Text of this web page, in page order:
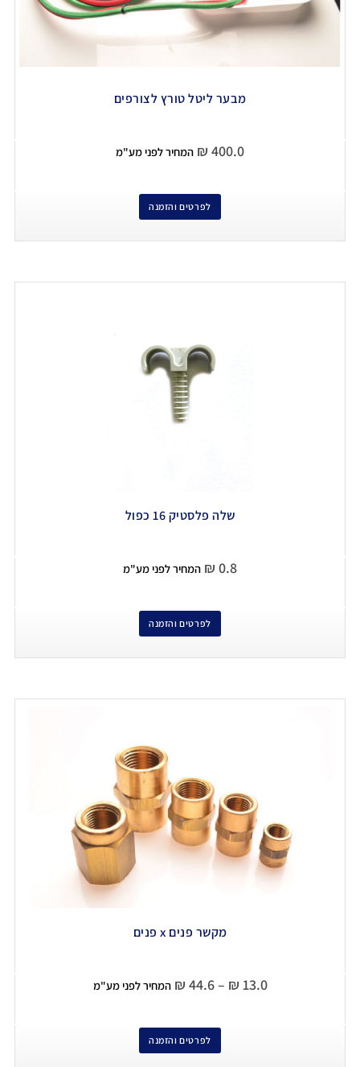
מבער ליטל טורץ לצורפים
₪ 400.0 המחיר לפני מע"מ
לפרטים והזמנה
שלה פלסטיק 16 כפול
₪ 0.8 המחיר לפני מע"מ
לפרטים והזמנה
מקשר פנים x פנים
₪ 13.0
–
₪ 44.6 המחיר לפני מע"מ
לפרטים והזמנה